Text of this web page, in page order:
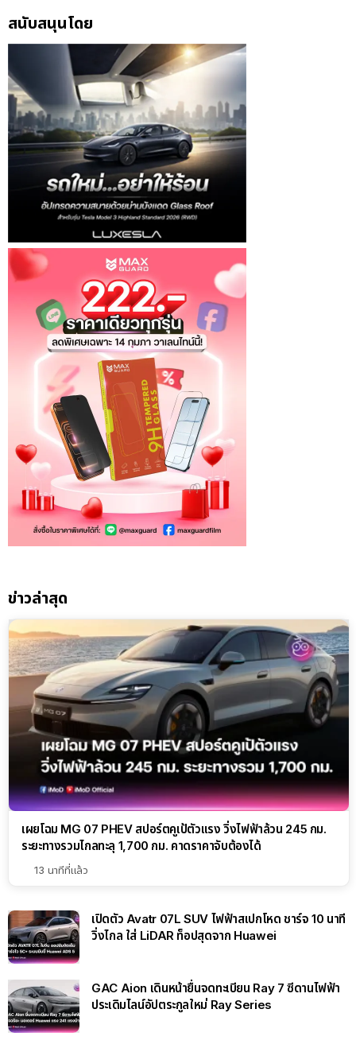
สนับสนุนโดย
ข่าวล่าสุด
เผยโฉม MG 07 PHEV สปอร์ตคูเป้ตัวแรง วิ่งไฟฟ้าล้วน 245 กม.
ระยะทางรวมไกลทะลุ 1,700 กม. คาดราคาจับต้องได้
13 นาทีที่แล้ว
เปิดตัว Avatr 07L SUV ไฟฟ้าสเปกโหด ชาร์จ 10 นาที
วิ่งไกล ใส่ LiDAR ท็อปสุดจาก Huawei
GAC Aion เดินหน้ายื่นจดทะเบียน Ray 7 ซีดานไฟฟ้า
ประเดิมไลน์อัปตระกูลใหม่ Ray Series